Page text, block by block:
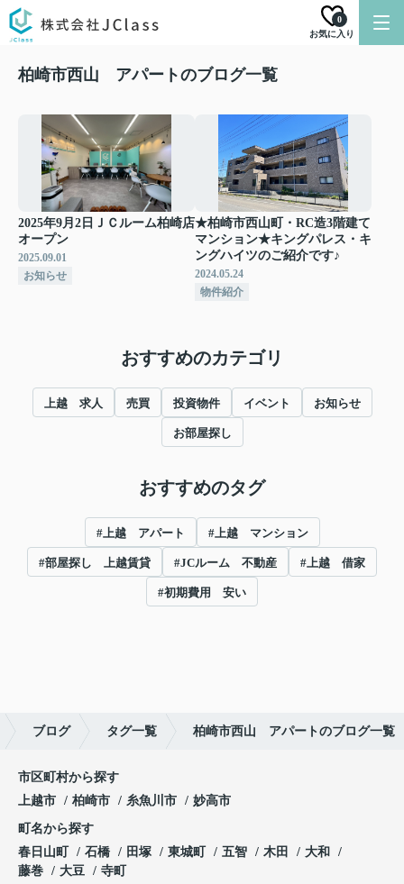
お気に入り
0
柏崎市西山 アパートのブログ一覧
2025年9月2日ＪＣルーム柏崎店
オープン
2025.09.01
お知らせ
★柏崎市西山町・RC造3階建て
マンション★キングパレス・キ
ングハイツのご紹介です♪
2024.05.24
物件紹介
おすすめのカテゴリ
上越 求人 売買 投資物件 イベント お知らせ
お部屋探し
おすすめのタグ
#上越 アパート #上越 マンション
#部屋探し 上越賃貸 #JCルーム 不動産 #上越 借家
#初期費用 安い
ブログ タグ一覧 柏崎市西山 アパートのブログ一覧
市区町村から探す
上越市
柏崎市 糸魚川市 妙高市
町名から探す
春日山町
石橋 田塚 東城町 五智 木田
大和
藤巻
大豆 寺町